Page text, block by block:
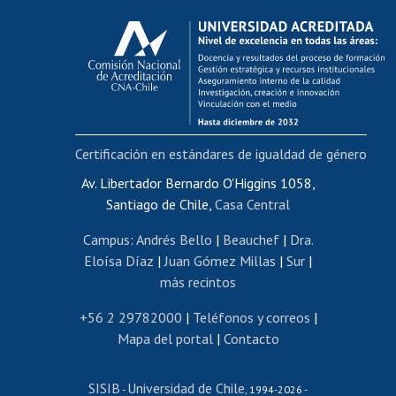
Calificación académica
Postulación al AUCAI
Funcionarias/os
Cursos internos de capacitación
Bienestar del personal
Portal de movilidad interna
Certificado de renta
Certificado de renta honorarios
Editar páginas blancas
Extranjeras/os
Revalidación y reconocimiento de títulos
Postulación al Programa de Movilidad Estudiantil
Cursos de español
Av. Libertador Bernardo O'Higgins 1058,
Santiago de Chile, Casa Central
Campus: Andrés Bello | Beauchef| Dra.
Eloísa Díaz |Juan Gómez Millas | Sur |
más recintos
+56 2 29782000 | Teléfonos y correos |
Mapa del portal| Contacto
SISIB - Universidad de Chile, 1994-2026 -
Certificación en estándares de igualdad de género